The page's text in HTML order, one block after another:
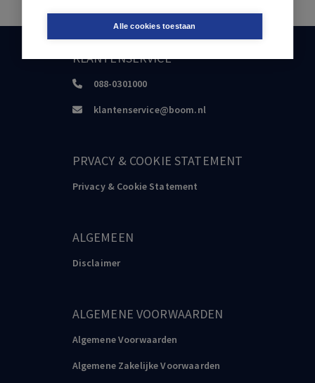
Alle cookies toestaan
KLANTENSERVICE
088-0301000
klantenservice@boom.nl
PRVACY & COOKIE STATEMENT
Privacy & Cookie Statement
ALGEMEEN
Disclaimer
ALGEMENE VOORWAARDEN
Algemene Voorwaarden
Algemene Zakelijke Voorwaarden